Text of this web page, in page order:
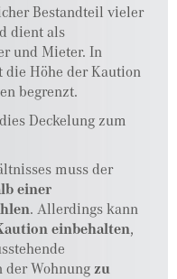
Bestandteil vieler
dient als
und Mieter. In
Höhe der Kaution
begrenzt.
Deckelung zum
muss der
einer
. Allerdings kann
einbehalten,
der Wohnungzu